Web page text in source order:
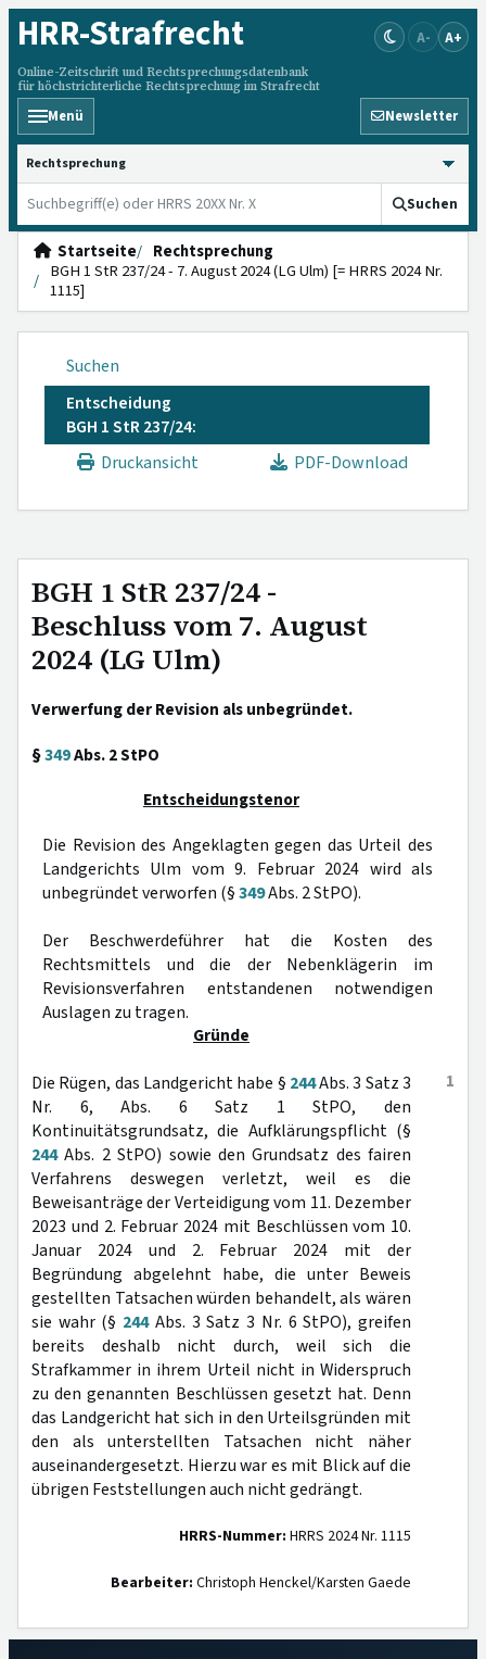
HRR-Strafrecht
Online-Zeitschrift und Rechtsprechungsdatenbank
für höchstrichterliche Rechtsprechung im Strafrecht
A- A+
Menü Newsletter
HRRS durchsuchen
Suchen
Startseite
Rechtsprechung
BGH 1 StR 237/24 - 7. August 2024 (LG Ulm) [= HRRS 2024 Nr.
1115]
Suchen
Entscheidung
BGH 1 StR 237/24:
Druckansicht
PDF-Download
BGH 1 StR 237/24 -
Beschluss vom 7. August
2024 (LG Ulm)
Verwerfung der Revision als unbegründet.
§349Abs. 2 StPO
Entscheidungstenor
Die Revision des Angeklagten gegen das Urteil des
Landgerichts Ulm vom 9. Februar 2024 wird als
unbegründet verworfen (§349Abs. 2 StPO).
Der Beschwerdeführer hat die Kosten des
Rechtsmittels und die der Nebenklägerin im
Revisionsverfahren entstandenen notwendigen
Auslagen zu tragen.
Gründe
1
Die Rügen, das Landgericht habe § 244Abs. 3 Satz 3
Nr. 6, Abs. 6 Satz 1 StPO, den
Kontinuitätsgrundsatz, die Aufklärungspflicht (§
244Abs. 2 StPO) sowie den Grundsatz des fairen
Verfahrens deswegen verletzt, weil es die
Beweisanträge der Verteidigung vom 11. Dezember
2023 und 2. Februar 2024 mit Beschlüssen vom 10.
Januar 2024 und 2. Februar 2024 mit der
Begründung abgelehnt habe, die unter Beweis
gestellten Tatsachen würden behandelt, als wären
sie wahr (§ 244Abs. 3 Satz 3 Nr. 6 StPO), greifen
bereits deshalb nicht durch, weil sich die
Strafkammer in ihrem Urteil nicht in Widerspruch
zu den genannten Beschlüssen gesetzt hat. Denn
das Landgericht hat sich in den Urteilsgründen mit
den als unterstellten Tatsachen nicht näher
auseinandergesetzt. Hierzu war es mit Blick auf die
übrigen Feststellungen auch nicht gedrängt.
HRRS-Nummer: HRRS 2024 Nr. 1115
Bearbeiter: Christoph Henckel/Karsten Gaede